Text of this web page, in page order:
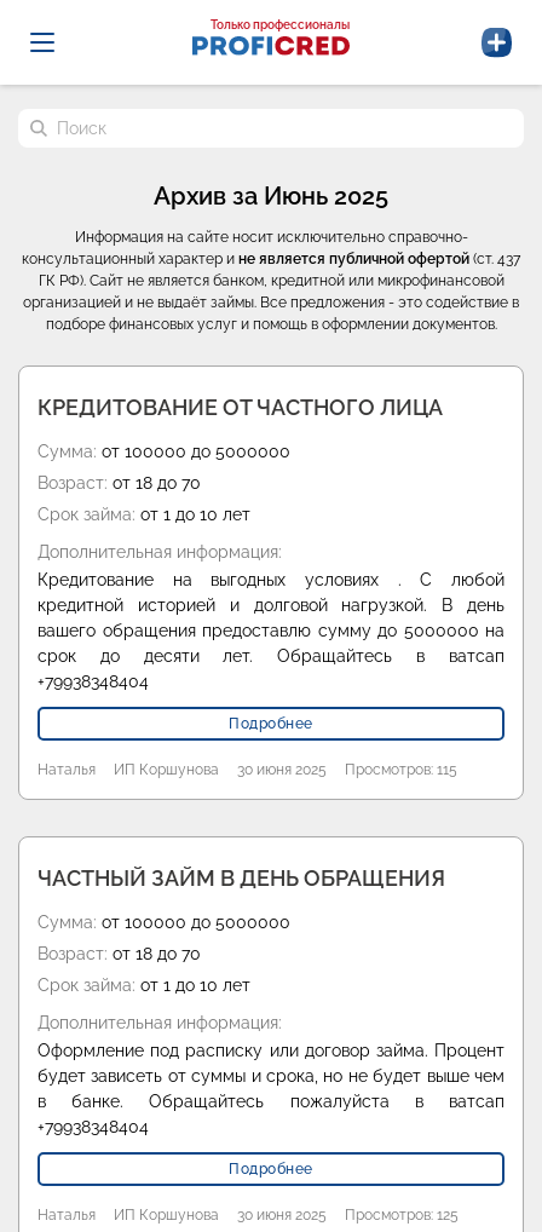
Probrokery - Только профессионалы
Только профессионалы
Поиск по сайту
Архив за Июнь 2025
Информация на сайте носит исключительно справочно-
консультационный характер и не является публичной офертой (ст. 437
ГК РФ). Сайт не является банком, кредитной или микрофинансовой
организацией и не выдаёт займы. Все предложения - это содействие в
подборе финансовых услуг и помощь в оформлении документов.
КРЕДИТОВАНИЕ ОТ ЧАСТНОГО ЛИЦА
Сумма: от 100000 до 5000000
Возраст: от 18 до 70
Срок займа: от 1 до 10 лет
Дополнительная информация:
Кредитование на выгодных условиях . С любой
кредитной историей и долговой нагрузкой. В день
вашего обращения предоставлю сумму до 5000000 на
срок до десяти лет. Обращайтесь в ватсап
+79938348404
Подробнее
Наталья ИП Коршунова 30 июня 2025 Просмотров: 115
ЧАСТНЫЙ ЗАЙМ В ДЕНЬ ОБРАЩЕНИЯ
Сумма: от 100000 до 5000000
Возраст: от 18 до 70
Срок займа: от 1 до 10 лет
Дополнительная информация:
Оформление под расписку или договор займа. Процент
будет зависеть от суммы и срока, но не будет выше чем
в банке. Обращайтесь пожалуйста в ватсап
+79938348404
Подробнее
Наталья ИП Коршунова 30 июня 2025 Просмотров: 125